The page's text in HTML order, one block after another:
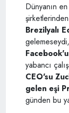
Dünyanın
şirketlerinden
Brezilyalı
gelemeseydi,
yabancı
CEO'su
gelen eşi
günden bu